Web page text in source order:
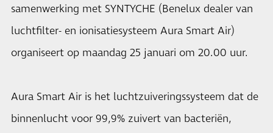
samenwerking met SYNTYCHE (Benelux dealer van
luchtfilter- en ionisatiesysteem Aura Smart Air)
organiseert op maandag 25 januari om 20.00 uur.
Aura Smart Air is het luchtzuiveringssysteem dat de
binnenlucht voor 99,9% zuivert van bacteriën,